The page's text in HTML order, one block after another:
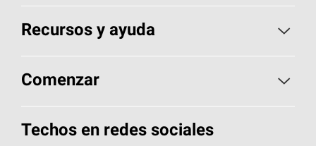
Elija sus tejas
Encuentre un contratista
Componentes para techos
Recursos y ayuda
Aspectos básicos sobre techos
Herramientas de diseño y color
Comenzar
Llame al 1-800-GET-PINK®
Techos en redes sociales